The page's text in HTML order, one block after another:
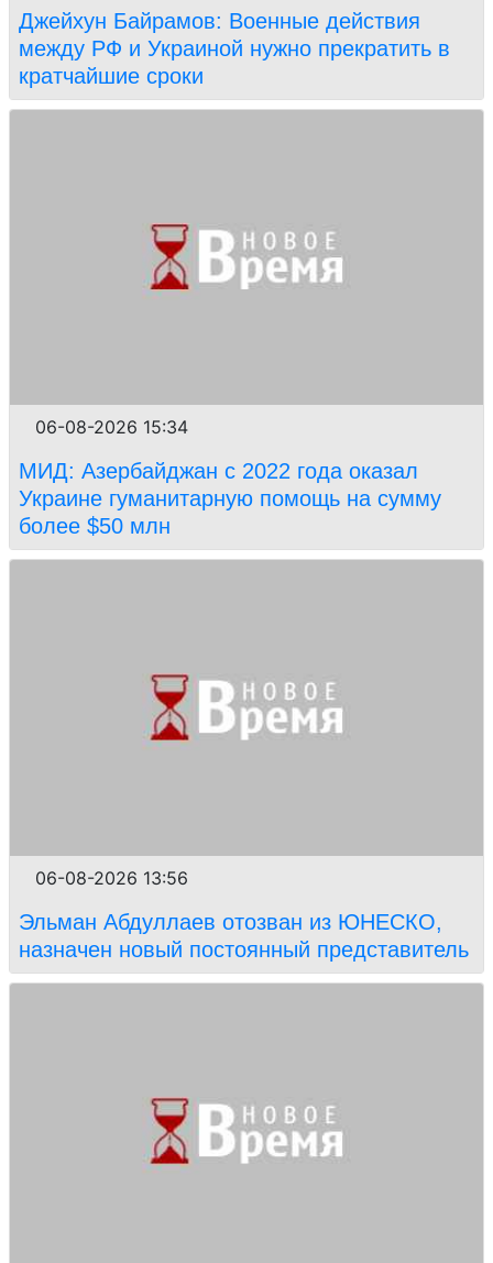
Джейхун Байрамов: Военные действия
между РФ и Украиной нужно прекратить в
кратчайшие сроки
06-08-2026 15:34
МИД: Азербайджан с 2022 года оказал
Украине гуманитарную помощь на сумму
более $50 млн
06-08-2026 13:56
Эльман Абдуллаев отозван из ЮНЕСКО,
назначен новый постоянный представитель